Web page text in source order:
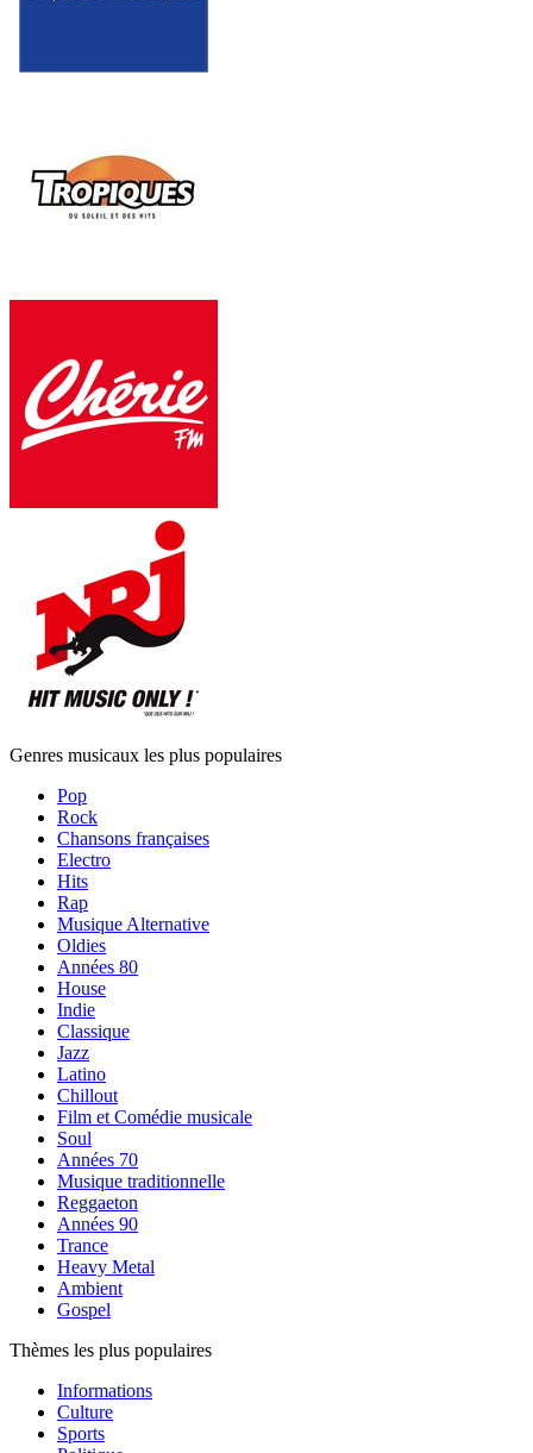
Genres musicaux les plus populaires
Pop
Rock
Chansons françaises
Electro
Hits
Rap
Musique Alternative
Oldies
Années 80
House
Indie
Classique
Jazz
Latino
Chillout
Film et Comédie musicale
Soul
Années 70
Musique traditionnelle
Reggaeton
Années 90
Trance
Heavy Metal
Ambient
Gospel
Thèmes les plus populaires
Informations
Culture
Sports